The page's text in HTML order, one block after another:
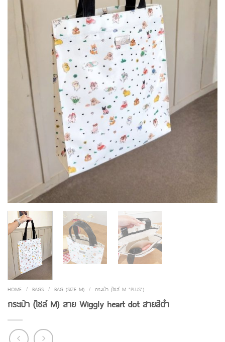
HOME / BAGS / BAG (SIZE M) / กระเป๋า (ไซส์ M "PLUS")
กระเป๋า (ไซส์ M) ลาย Wiggly heart dot สายสีดำ